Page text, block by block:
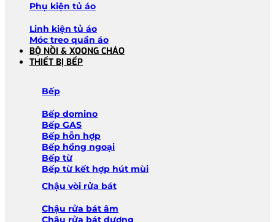
Phụ kiện tủ áo
Linh kiện tủ áo
Móc treo quần áo
BỘ NỒI & XOONG CHẢO
THIẾT BỊ BẾP
Bếp
Bếp domino
Bếp GAS
Bếp hỗn hợp
Bếp hồng ngoại
Bếp từ
Bếp từ kết hợp hút mùi
Chậu vòi rửa bát
Chậu rửa bát âm
Chậu rửa bát dương